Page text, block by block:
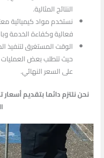
النتائج المثالية.
نستخدم مواد كيميائية
فعالية وكفاءة الخدمة
الوقت المستغرق لتنفيذ
حيث تتطلب بعض
على السعر النهائي.
نحن نلتزم دائما بتقديم